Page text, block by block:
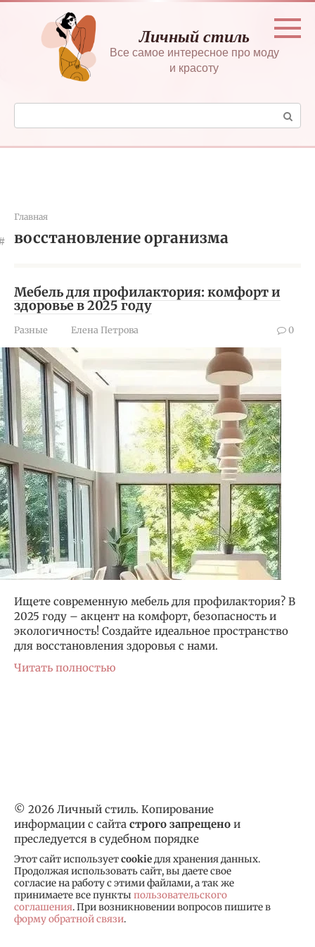
Перейти
контенту
Личный стиль
Все самое интересное про моду
и красоту
Поиск:
Главная
восстановление организма
Мебель для профилактория: комфорт и
здоровье в 2025 году
Разные Елена Петрова 0
Ищете современную мебель для профилактория? В
2025 году – акцент на комфорт, безопасность и
экологичность! Создайте идеальное пространство
для восстановления здоровья с нами.
Читать полностью
© 2026 Личный стиль. Копирование
информации с сайта строго запрещено и
преследуется в судебном порядке
Этот сайт используетcookieдля хранения данных.
Продолжая использовать сайт, вы даете свое
согласие на работу с этими файлами, а так же
принимаете все пункты пользовательского
соглашения. При возникновении вопросов пишите в
форму обратной связи.